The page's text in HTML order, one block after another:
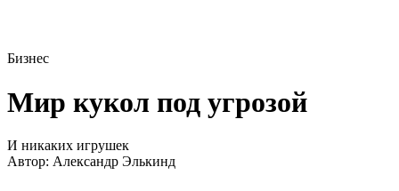
Бизнес
Мир кукол под угрозой
И никаких игрушек
Автор: Александр Элькинд